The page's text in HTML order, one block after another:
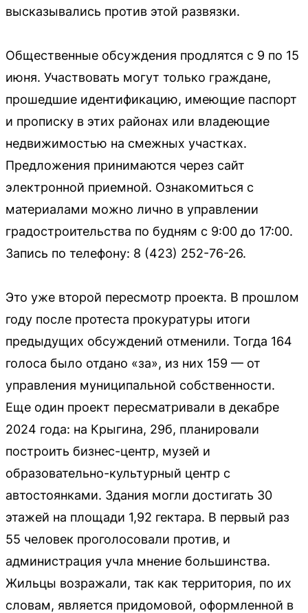
высказывались против этой развязки.
Общественные обсуждения продлятся с 9 по 15
июня. Участвовать могут только граждане,
прошедшие идентификацию, имеющие паспорт
и прописку в этих районах или владеющие
недвижимостью на смежных участках.
Предложения принимаются через сайт
электронной приемной. Ознакомиться с
материалами можно лично в управлении
градостроительства по будням с 9:00 до 17:00.
Запись по телефону: 8 (423) 252-76-26.
Это уже второй пересмотр проекта. В прошлом
году после протеста прокуратуры итоги
предыдущих обсуждений отменили. Тогда 164
голоса было отдано «за», из них 159 — от
управления муниципальной собственности.
Еще один проект пересматривали в декабре
2024 года: на Крыгина, 29б, планировали
построить бизнес-центр, музей и
образовательно-культурный центр с
автостоянками. Здания могли достигать 30
этажей на площади 1,92 гектара. В первый раз
55 человек проголосовали против, и
администрация учла мнение большинства.
Жильцы возражали, так как территория, по их
словам, является придомовой, оформленной в